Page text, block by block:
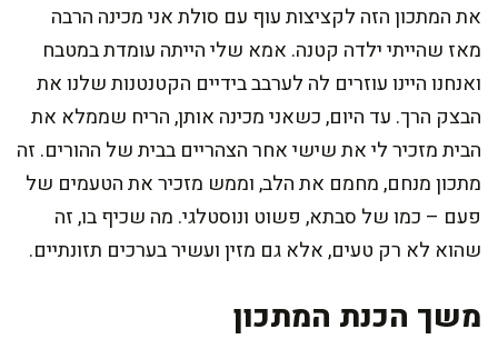
את המתכון הזה לקציצות עוף עם סולת אני מכינה הרבה
מאז שהייתי ילדה קטנה. אמא שלי הייתה עומדת במטבח
ואנחנו היינו עוזרים לה לערבב בידיים הקטנטנות שלנו את
הבצק הרך. עד היום, כשאני מכינה אותן, הריח שממלא את
הבית מזכיר לי את שישי אחר הצהריים בבית של ההורים. זה
מתכון מנחם, מחמם את הלב, וממש מזכיר את הטעמים של
פעם – כמו של סבתא, פשוט ונוסטלגי. מה שכיף בו, זה
שהוא לא רק טעים, אלא גם מזין ועשיר בערכים תזונתיים.
משך הכנת המתכון